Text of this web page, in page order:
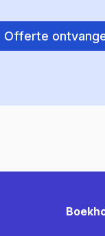
Offerte